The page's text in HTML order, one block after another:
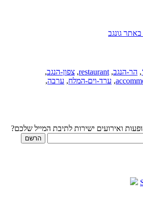
גונגב
, הר-הנגב,
restaurant
, צפון-הנגב,
, ערד-וים-המלח, ערבה,
ואירועים ישירות לתיבת המייל שלכם?